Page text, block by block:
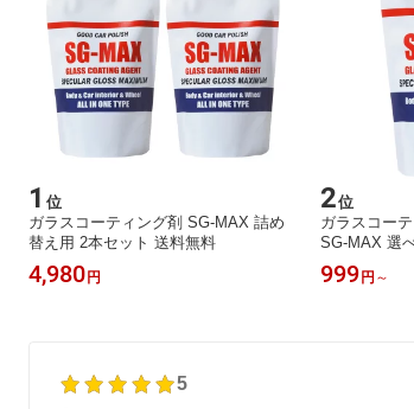
1 位
ガラスコーティング剤 SG-MAX 詰め
替え用 2本セット 送料無料
4,980円
2位
ガラスコー
SG-MAX 選
ビューを書
ヤ出し 業務
999円 ～
5